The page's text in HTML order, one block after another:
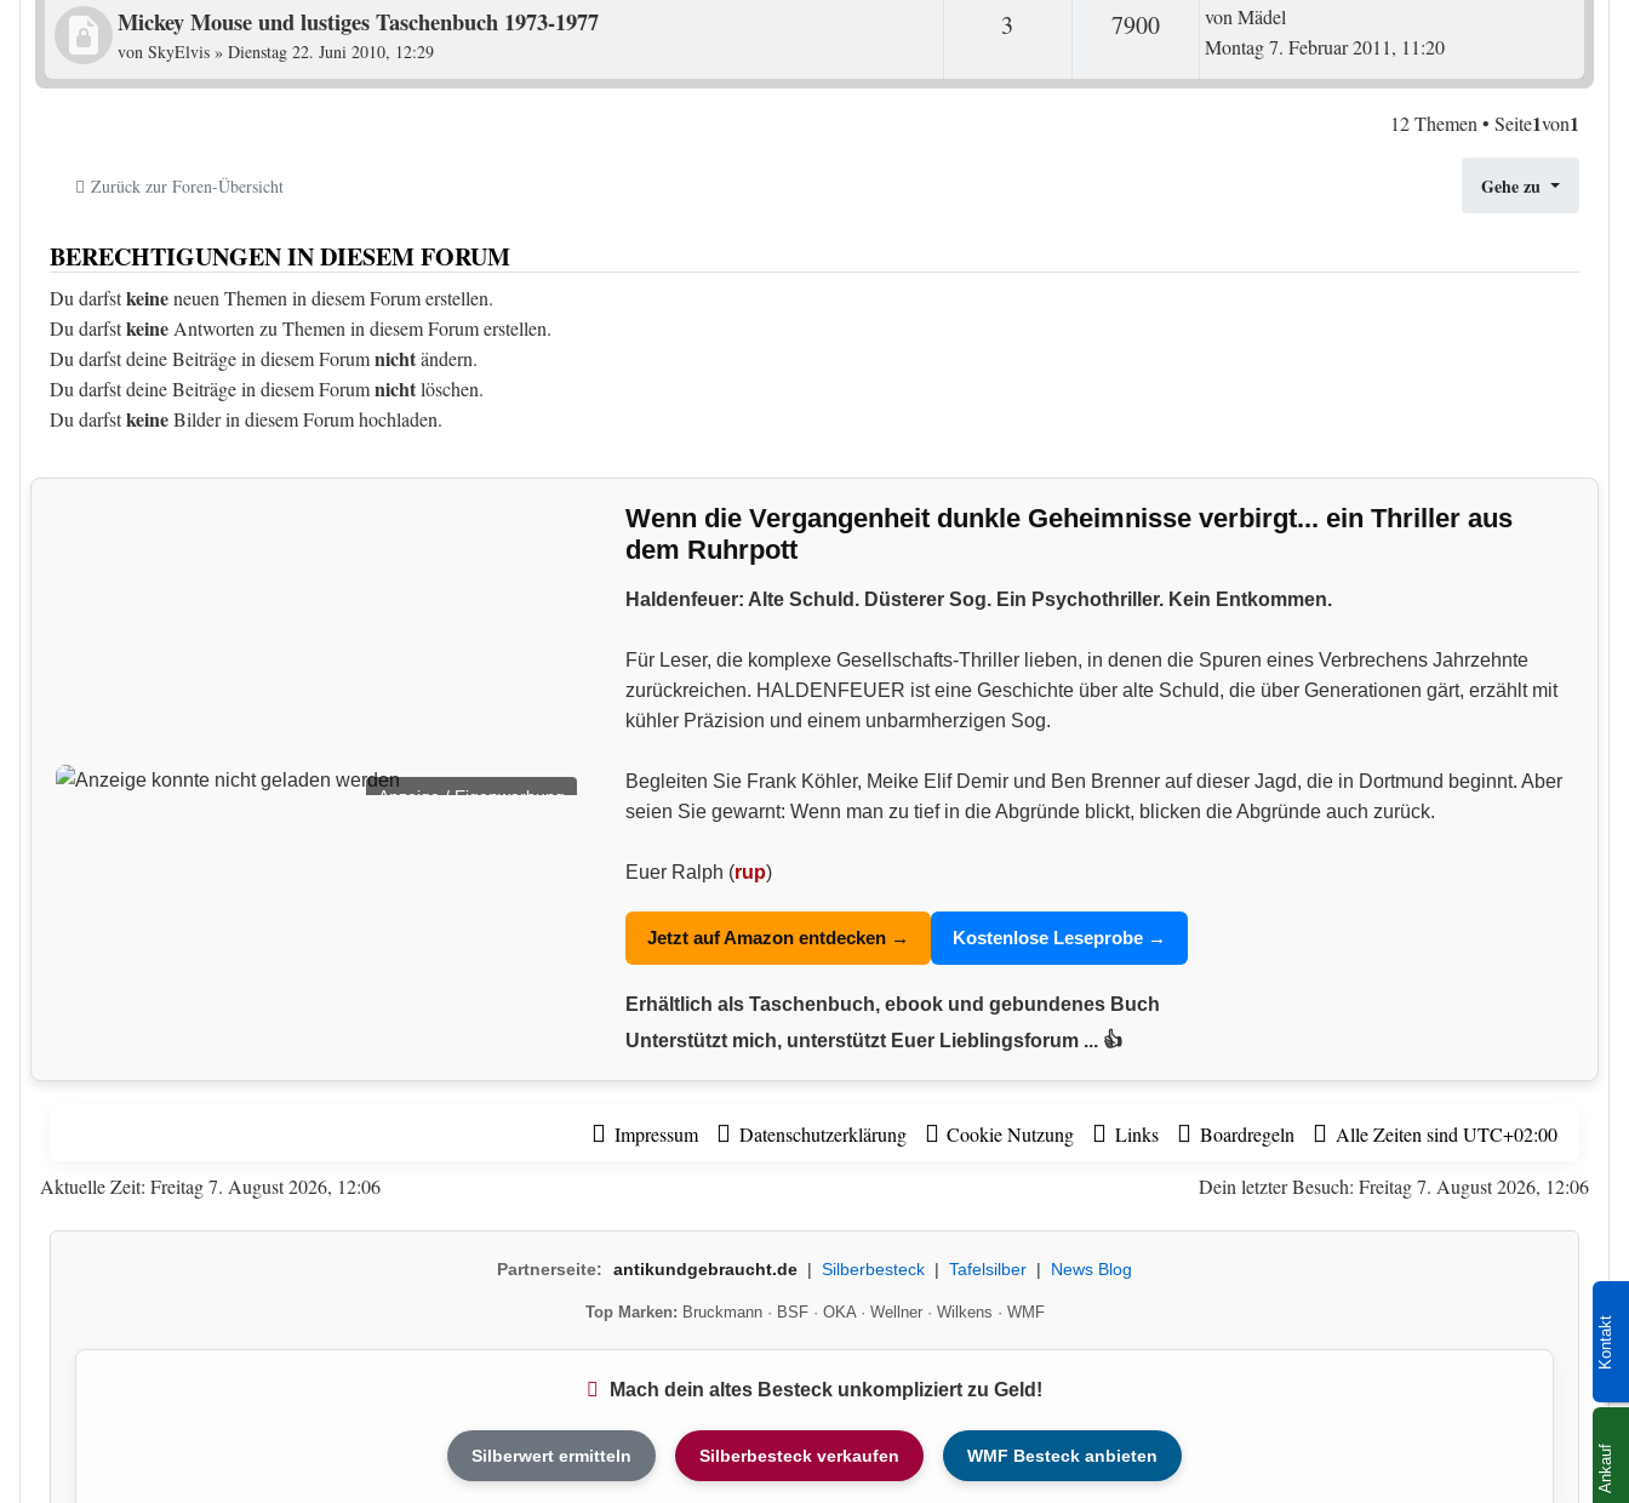
Kontakt
Ankauf
Mickey Mouse und lustiges Taschenbuch 1973-1977
von SkyElvis » Dienstag 22. Juni 2010, 12:29
3 Antworten7900ZugriffeLetzter Beitrag
vonMädel
Montag 7. Februar 2011, 11:20
12 Themen • Seite1von1
Zurück zur Foren-Übersicht Gehe zu
BERECHTIGUNGEN IN DIESEM FORUM
Du darfstkeineneuen Themen in diesem Forum erstellen.
Du darfstkeineAntworten zu Themen in diesem Forum erstellen.
Du darfst deine Beiträge in diesem Forumnichtändern.
Du darfst deine Beiträge in diesem Forumnichtlöschen.
Du darfstkeineBilder in diesem Forum hochladen.
Anzeige / Eigenwerbung
Wenn die Vergangenheit dunkle Geheimnisse verbirgt... ein Thriller aus
dem Ruhrpott
Haldenfeuer: Alte Schuld. Düsterer Sog. Ein Psychothriller. Kein Entkommen.
Für Leser, die komplexe Gesellschafts-Thriller lieben, in denen die Spuren eines Verbrechens Jahrzehnte
zurückreichen. HALDENFEUER ist eine Geschichte über alte Schuld, die über Generationen gärt, erzählt mit
kühler Präzision und einem unbarmherzigen Sog.
Begleiten Sie Frank Köhler, Meike Elif Demir und Ben Brenner auf dieser Jagd, die in Dortmund beginnt. Aber
seien Sie gewarnt: Wenn man zu tief in die Abgründe blickt, blicken die Abgründe auch zurück.
Euer Ralph (rup)
Jetzt auf Amazon entdecken → Kostenlose Leseprobe →
Erhältlich als Taschenbuch, ebook und gebundenes Buch
Unterstützt mich, unterstützt Euer Lieblingsforum ... 👍
Impressum Datenschutzerklärung Cookie Nutzung Links Boardregeln Alle Zeiten sind UTC+02:00
Dein letzter Besuch: Freitag 7. August 2026, 12:06
Aktuelle Zeit: Freitag 7. August 2026, 12:06
Partnerseite: antikundgebraucht.de | Silberbesteck | Tafelsilber | News Blog
Top Marken: Bruckmann· BSF· OKA· Wellner· Wilkens · WMF
Mach dein altes Besteck unkompliziert zu Geld!
Silberwert ermitteln Silberbesteck verkaufen WMF Besteck anbieten